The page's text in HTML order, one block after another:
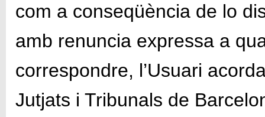
com a conseqüència de lo
amb renuncia expressa a
correspondre, l’Usuari
Jutjats i Tribunals de